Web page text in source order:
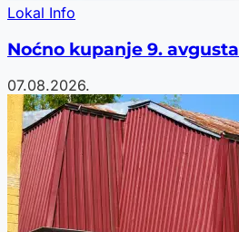
Lokal Info
Noćno kupanje 9. avgusta
07.08.2026.